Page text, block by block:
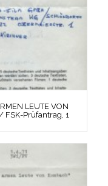
LEUTE VON
Prüfantrag, 1